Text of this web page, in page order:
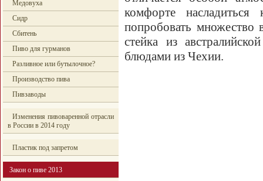
Медовуха
Сидр
Сбитень
Пиво для гурманов
Разливное или бутылочное?
Производство пива
Пивзаводы
Изменения пивоваренной отрасли
в России в 2014 году
Пластик под запретом
Закон о пиве 2013
комфорте
попробовать множество
стейка из
блюдами из Чехии.